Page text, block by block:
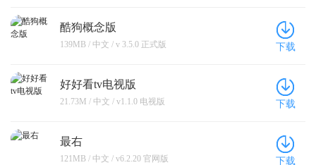
酷狗概念版
139MB / 中文 / v 3.5.0 正式版 下载
好好看tv电视版
21.73M / 中文 / v1.1.0 电视版 下载
最右
121MB / 中文 / v6.2.20 官网版 下载